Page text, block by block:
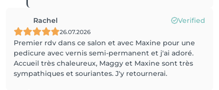
Rachel Verified
26.07.2026
Premier rdv dans ce salon et avec Maxine pour une
pedicure avec vernis semi-permanent et j'ai adoré.
Accueil très chaleureux, Maggy et Maxine sont très
sympathiques et souriantes. J'y retournerai.